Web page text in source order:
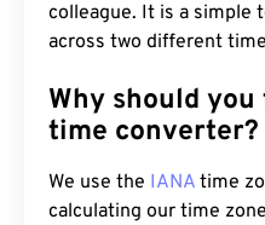
colleague. It is a simple
across two different
Why should
time converter?
We use the IANA time
calculating our time